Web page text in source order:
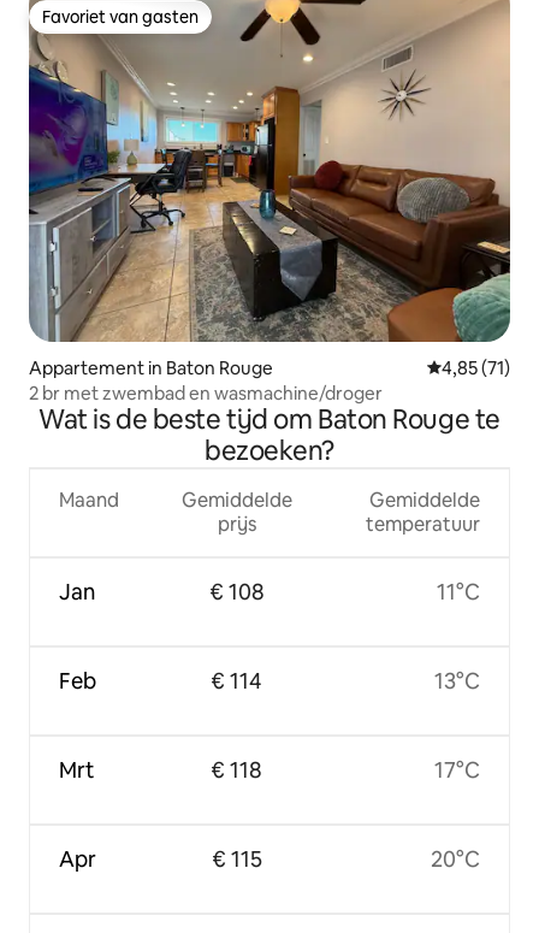
Favoriet van gasten
Favoriet van gasten
Appartement in Baton Rouge Gemiddelde
4,85 (71)
2 br met zwembad en wasmachine/droger
Wat is de beste tijd om Baton Rouge te
bezoeken?
Maand
Jan
Feb
Mrt
Apr
Gemiddelde
prijs
€ 108
€ 114
€ 118
€ 115
Gemiddelde
temperatuur
11°C
13°C
17°C
20°C